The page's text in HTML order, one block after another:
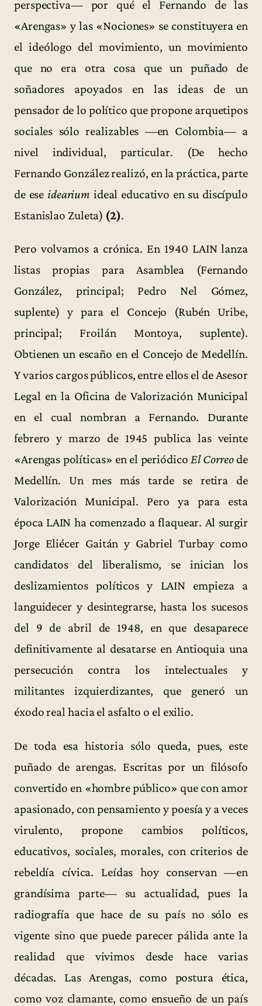
perspectiva— por qué el Fernando de las
«Arengas» y las «Nociones» se constituyera en
el ideólogo del movimiento, un movimiento
que no era otra cosa que un puñado de
soñadores apoyados en las ideas de un
pensador de lo político que propone arquetipos
sociales sólo realizables —en Colombia— a
nivel individual, particular. (De hecho
Fernando González realizó, en la práctica, parte
de ese idearium ideal educativo en su discípulo
Estanislao Zuleta) (2).
Pero volvamos a crónica. En 1940 LAIN lanza
listas propias para Asamblea (Fernando
González, principal; Pedro Nel Gómez,
suplente) y para el Concejo (Rubén Uribe,
principal; Froilán Montoya, suplente).
Obtienen un escaño en el Concejo de Medellín.
Y varios cargos públicos, entre ellos el de Asesor
Legal en la Oficina de Valorización Municipal
en el cual nombran a Fernando. Durante
febrero y marzo de 1945 publica las veinte
«Arengas políticas» en el periódicoEl Correode
Medellín. Un mes más tarde se retira de
Valorización Municipal. Pero ya para esta
época LAIN ha comenzado a flaquear. Al surgir
Jorge Eliécer Gaitán y Gabriel Turbay como
candidatos del liberalismo, se inician los
deslizamientos políticos y LAIN empieza a
languidecer y desintegrarse, hasta los sucesos
del 9 de abril de 1948, en que desaparece
definitivamente al desatarse en Antioquia una
persecución contra los intelectuales y
militantes izquierdizantes, que generó un
éxodo real hacia el asfalto o el exilio.
De toda esa historia sólo queda, pues, este
puñado de arengas. Escritas por un filósofo
convertido en «hombre público» que con amor
apasionado, con pensamiento y poesía y a veces
virulento, propone cambios políticos,
educativos, sociales, morales, con criterios de
rebeldía cívica. Leídas hoy conservan —en
grandísima parte— su actualidad, pues la
radiografía que hace de su país no sólo es
vigente sino que puede parecer pálida ante la
realidad que vivimos desde hace varias
décadas. Las Arengas, como postura ética,
como voz clamante, como ensueño de un país